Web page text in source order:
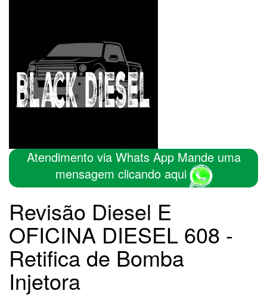
Atendimento via Whats App Mande uma
mensagem clicando aqui
Revisão Diesel E
OFICINA DIESEL 608 -
Retifica de Bomba
Injetora